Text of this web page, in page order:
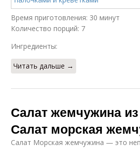
Время приготовления: 30 минут
Количество порций: 7
Ингредиенты:
Читать дальше →
Салат жемчужина из
Салат морская
Салат Морская жемчужина — это